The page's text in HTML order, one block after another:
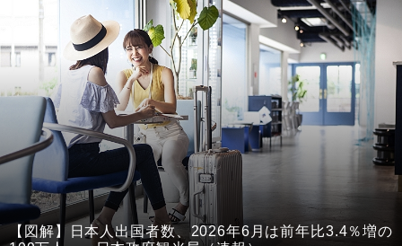
【図解】日本人出国者数、2026年6月は前年比3.4％増の